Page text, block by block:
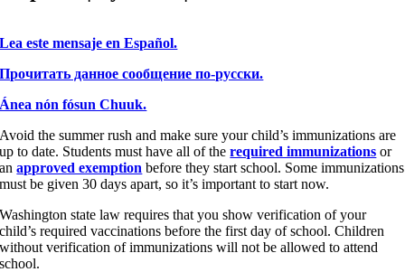
Lea este mensaje en Español.
Прочитать данное сообщение по-русски.
Ánea nón fósun Chuuk.
Avoid the summer rush and make sure your child’s immunizations are
up to date. Students must have all of therequired immunizations or
anapproved exemption before they start school. Some immunizations
must be given 30 days apart, so it’s important to start now.
Washington state law requires that you show verification of your
child’s required vaccinations before the first day of school. Children
without verification of immunizations will not be allowed to attend
school.